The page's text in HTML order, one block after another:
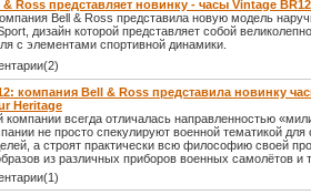
Ross представляет новинку - часы Vintage
Bell & Ross представила новую модель
дизайн которой представляет собой
с элементами спортивной динамики.
компания Bell & Ross представила новинку
Heritage
компании всегда отличалась направленностью
не просто спекулируют военной тематикой для
а строят практически всю философию своей
из различных приборов военных самолётов и